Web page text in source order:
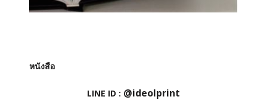
หนังสือ
LINE ID : @ideolprint